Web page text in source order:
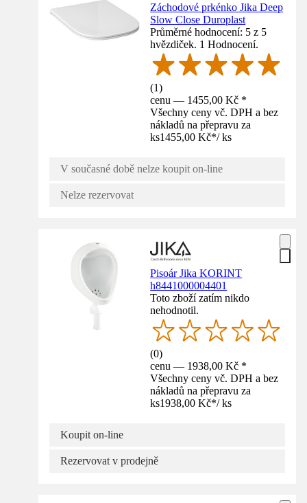
Záchodové prkénko Jika Deep
Slow Close Duroplast
Průměrné hodnocení: 5 z 5
hvězdiček. 1 Hodnocení.
(1)
cenu — 1455,00 Kč *
Všechny ceny vč. DPH a bez
nákladů na přepravu za
ks1455,00 Kč*/ ks
V současné době nelze koupit on-line
Nelze rezervovat
Pisoár Jika KORINT
h8441000004401
Toto zboží zatím nikdo
nehodnotil.
(0)
cenu — 1938,00 Kč *
Všechny ceny vč. DPH a bez
nákladů na přepravu za
ks1938,00 Kč*/ ks
Koupit on-line
Rezervovat v prodejně